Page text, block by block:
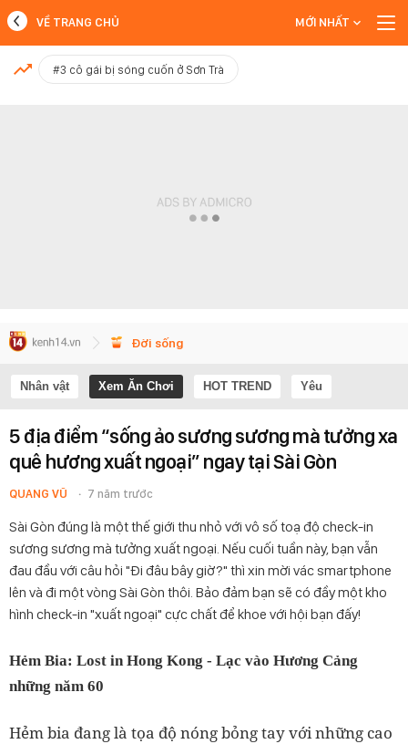
MỚI NHẤT
VỀ TRANG CHỦ MỚI NHẤT
#3 cô gái bị sóng cuốn ở Sơn Trà
Đời sống
Nhân vật Xem Ăn Chơi HOT TREND Yêu
5 địa điểm “sống ảo sương sương mà tưởng xa
quê hương xuất ngoại” ngay tại Sài Gòn
QUANG VŨ 7 năm trước
Sài Gòn đúng là một thế giới thu nhỏ với vô số toạ độ check-in
sương sương mà tưởng xuất ngoại. Nếu cuối tuần này, bạn vẫn
đau đầu với câu hỏi "Đi đâu bây giờ?" thì xin mời vác smartphone
lên và đi một vòng Sài Gòn thôi. Bảo đảm bạn sẽ có đầy một kho
hình check-in "xuất ngoại" cực chất để khoe với hội bạn đấy!
Hẻm Bia: Lost in Hong Kong - Lạc vào Hương Cảng
những năm 60
Hẻm bia đang là tọa độ nóng bỏng tay với những cao